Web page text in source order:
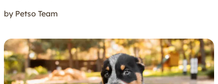
by Petso Team